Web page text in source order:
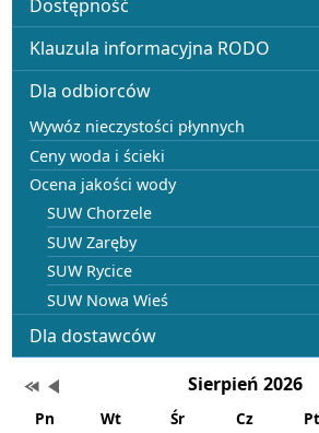
Dostępność
Klauzula informacyjna RODO
Dla odbiorców
Wywóz nieczystości płynnych
Ceny woda i ścieki
Ocena jakości wody
SUW Chorzele
SUW Zaręby
SUW Rycice
SUW Nowa Wieś
Dla dostawców
Wydarzenia Lista wydarzeń
Sierpień 2026
Przestaw datę na Sierpień 2025
Przestaw datę na Lipiec 2026
Pn Wt Śr Cz Pt